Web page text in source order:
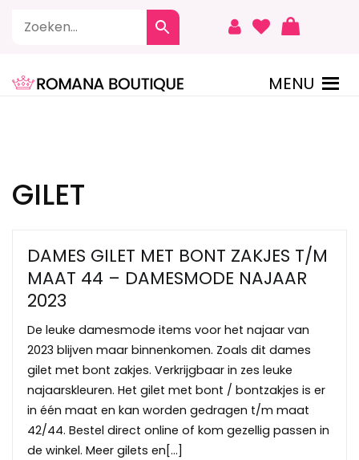
MENU
GILET
DAMES GILET MET BONT ZAKJES T/M
MAAT 44 – DAMESMODE NAJAAR
2023
De leuke damesmode items voor het najaar van
2023 blijven maar binnenkomen. Zoals dit dames
gilet met bont zakjes. Verkrijgbaar in zes leuke
najaarskleuren. Het gilet met bont / bontzakjes is er
in één maat en kan worden gedragen t/m maat
42/44. Bestel direct online of kom gezellig passen in
de winkel. Meer gilets en[…]